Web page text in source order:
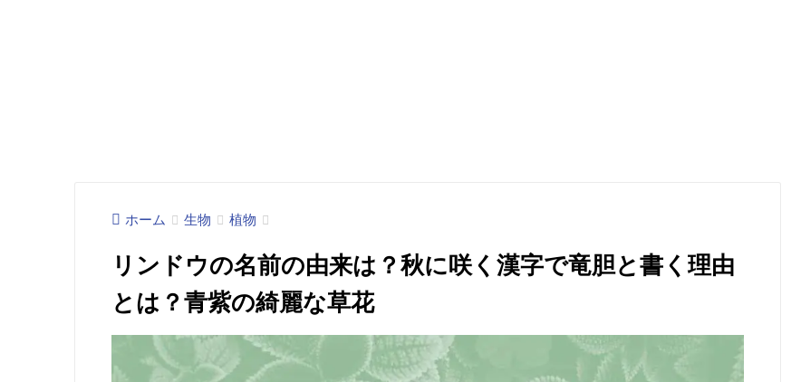
ホーム 生物 植物
リンドウの名前の由来は？秋に咲く漢字で竜胆と書く理由
とは？青紫の綺麗な草花